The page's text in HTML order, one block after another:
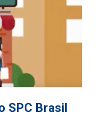
SPC Brasil